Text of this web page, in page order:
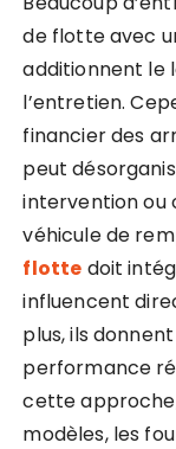
de flotte avec
additionnent le
l’entretien.
financier des
peut
intervention ou
véhicule de
flotte doit
influencent
plus, ils
performance
cette
modèles, les